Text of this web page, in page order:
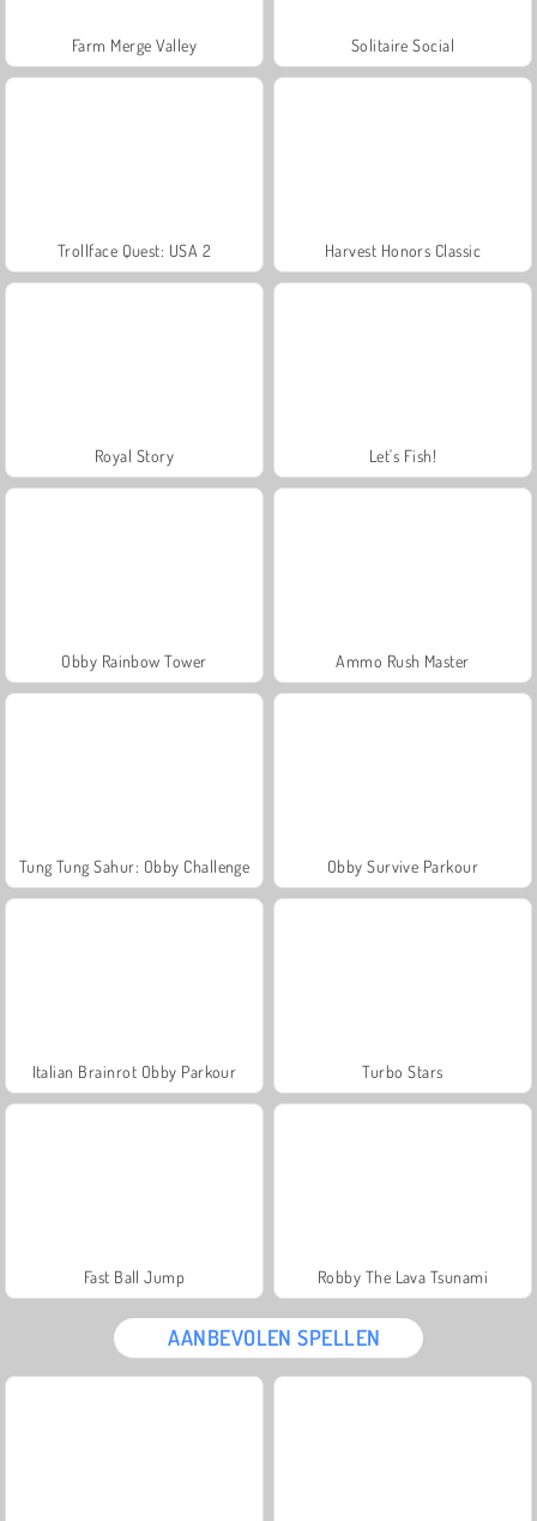
Farm Merge Valley Solitaire Social
Trollface Quest: USA 2 Harvest Honors Classic
Royal Story Let's Fish!
Obby Rainbow Tower Ammo Rush Master
Tung Tung Sahur: Obby Challenge Obby Survive Parkour
Italian Brainrot Obby Parkour Turbo Stars
Fast Ball Jump Robby The Lava Tsunami
AANBEVOLEN SPELLEN